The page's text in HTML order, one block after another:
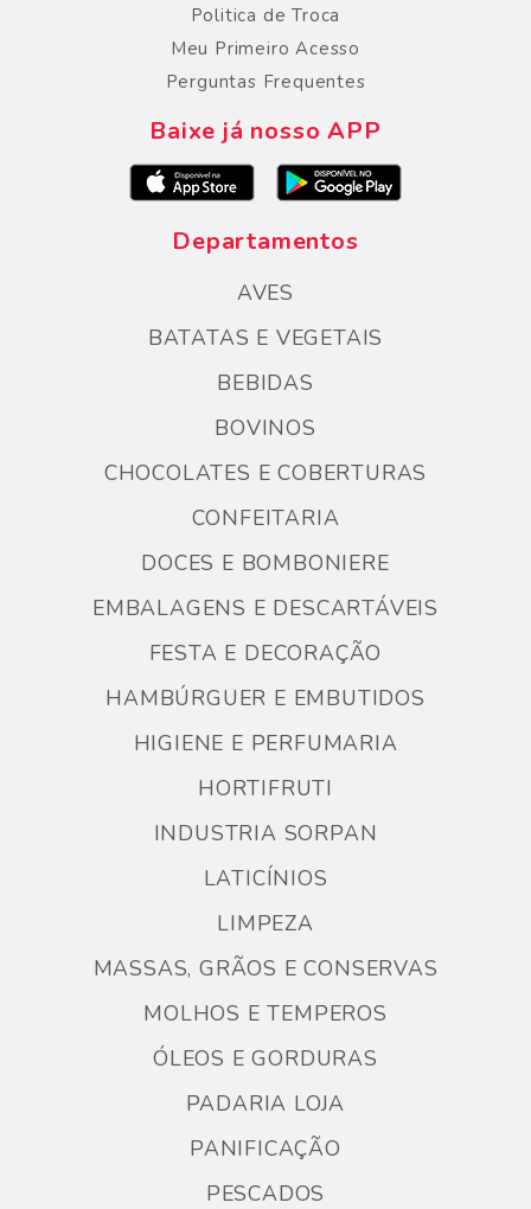
Politica de Troca
Meu Primeiro Acesso
Perguntas Frequentes
Baixe já nosso APP
Departamentos
AVES
BATATAS E VEGETAIS
BEBIDAS
BOVINOS
CHOCOLATES E COBERTURAS
CONFEITARIA
DOCES E BOMBONIERE
EMBALAGENS E DESCARTÁVEIS
FESTA E DECORAÇÃO
HAMBÚRGUER E EMBUTIDOS
HIGIENE E PERFUMARIA
HORTIFRUTI
INDUSTRIA SORPAN
LATICÍNIOS
LIMPEZA
MASSAS, GRÃOS E CONSERVAS
MOLHOS E TEMPEROS
ÓLEOS E GORDURAS
PADARIA LOJA
PANIFICAÇÃO
PESCADOS